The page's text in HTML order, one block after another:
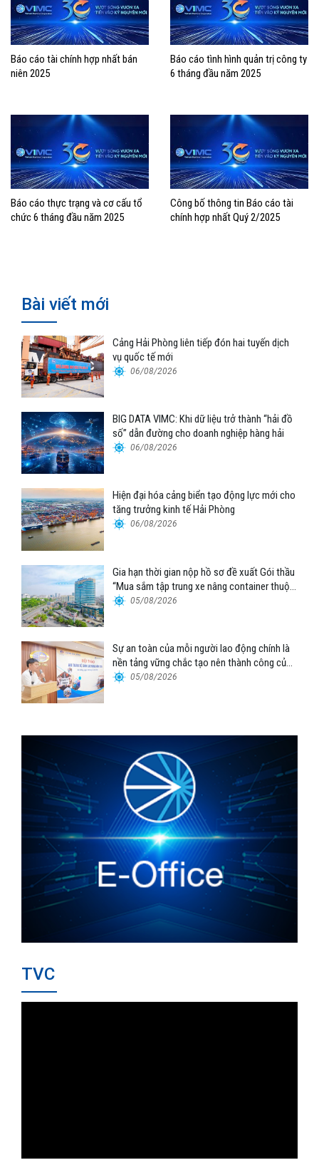
Báo cáo tài chính hợp nhất bán
niên 2025
Báo cáo tình hình quản trị công ty
6 tháng đầu năm 2025
Báo cáo thực trạng và cơ cấu tổ
chức 6 tháng đầu năm 2025
Công bố thông tin Báo cáo tài
chính hợp nhất Quý 2/2025
Bài viết mới
Cảng Hải Phòng liên tiếp đón hai tuyến dịch
vụ quốc tế mới
06/08/2026
BIG DATA VIMC: Khi dữ liệu trở thành “hải đồ
số” dẫn đường cho doanh nghiệp hàng hải
06/08/2026
Hiện đại hóa cảng biển tạo động lực mới cho
tăng trưởng kinh tế Hải Phòng
06/08/2026
Gia hạn thời gian nộp hồ sơ đề xuất Gói thầu
“Mua sắm tập trung xe nâng container thuộc
Tổng công ty Hàng hải Việt Nam – CTCP”
05/08/2026
Sự an toàn của mỗi người lao động chính là
nền tảng vững chắc tạo nên thành công của
Cảng Đà Nẵng
05/08/2026
TVC